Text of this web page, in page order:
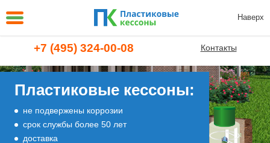
Наверх
+7 (495) 324-00-08 Контакты
Пластиковые кессоны:
не подвержены коррозии
срок службы более 50 лет
доставка